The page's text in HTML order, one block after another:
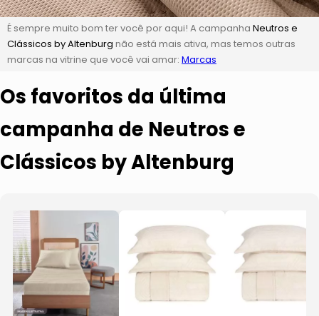
É sempre muito bom ter você por aqui! A campanha Neutros e
Clássicos by Altenburg não está mais ativa, mas temos outras
marcas na vitrine que você vai amar: Marcas
Os favoritos da última
campanha de Neutros e
Clássicos by Altenburg